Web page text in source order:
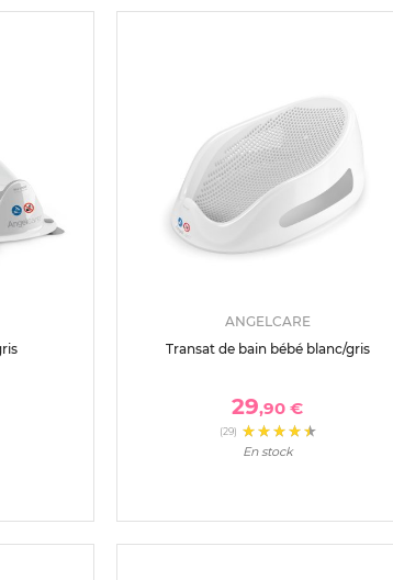
ANGELCARE
Transat de bain bébé blanc/gris
29,90 €
(29)
En stock